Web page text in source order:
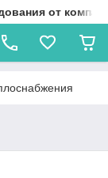
от